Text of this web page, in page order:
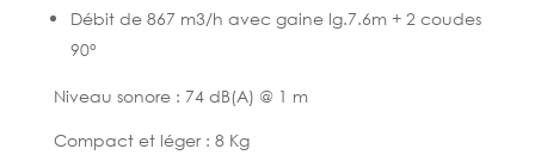
Débit de 867 m3/h avec gaine lg.7.6m + 2 coudes
90°
Niveau sonore : 74 dB(A) @ 1 m
Compact et léger : 8 Kg